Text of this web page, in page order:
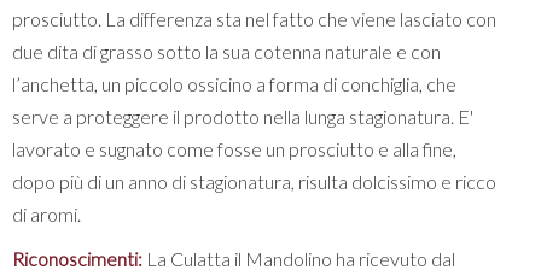
prosciutto. La differenza sta nel fatto che viene lasciato con
due dita di grasso sotto la sua cotenna naturale e con
l’anchetta, un piccolo ossicino a forma di conchiglia, che
serve a proteggere il prodotto nella lunga stagionatura. E'
lavorato e sugnato come fosse un prosciutto e alla fine,
dopo più di un anno di stagionatura, risulta dolcissimo e ricco
di aromi.
Riconoscimenti: La Culatta il Mandolino ha ricevuto dal